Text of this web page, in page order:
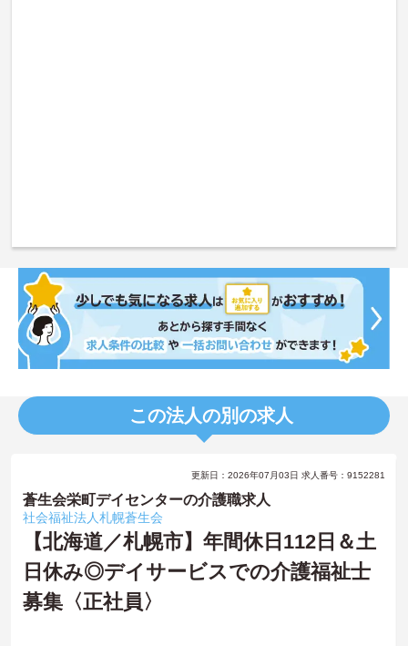
この法人の別の求人
更新日：2026年07月03日 求人番号：9152281
蒼生会栄町デイセンターの介護職求人
社会福祉法人札幌蒼生会
【北海道／札幌市】年間休日112日＆土
日休み◎デイサービスでの介護福祉士
募集〈正社員〉